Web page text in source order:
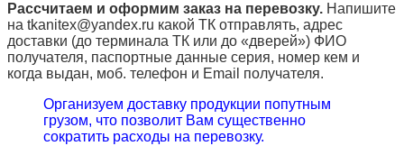
Рассчитаем и оформим заказ на перевозку. Напишите
на tkanitex@yandex.ru какой ТК отправлять, адрес
доставки (до терминала ТК или до «дверей») ФИО
получателя, паспортные данные серия, номер кем и
когда выдан, моб. телефон и Email получателя.
Организуем доставку продукции попутным
грузом, что позволит Вам существенно
сократить расходы на перевозку.